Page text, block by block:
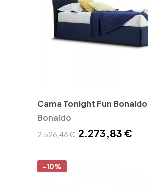
Cama Tonight Fun Bonaldo
Bonaldo
2.526,48 € 2.273,83 €
-10%